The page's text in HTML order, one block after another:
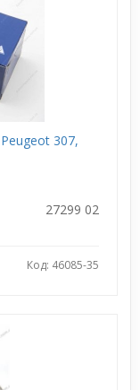
307,
27299 02
Код: 46085-35